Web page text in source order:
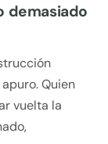
demasiado
Quien
vuelta la